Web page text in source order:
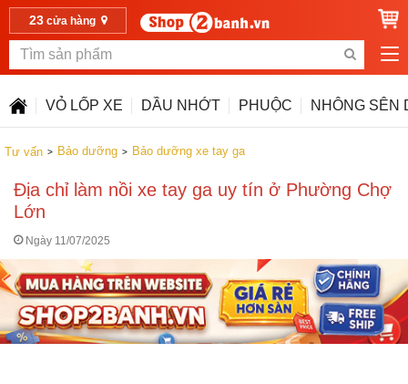
23cửa hàng
VỎ LỐP XE DẦU NHỚT PHUỘC NHÔNG SÊN
Tư vấn Bảo dưỡng Bảo dưỡng xe tay ga
Địa chỉ làm nồi xe tay ga uy tín ở Phường Chợ
Lớn
Ngày 11/07/2025